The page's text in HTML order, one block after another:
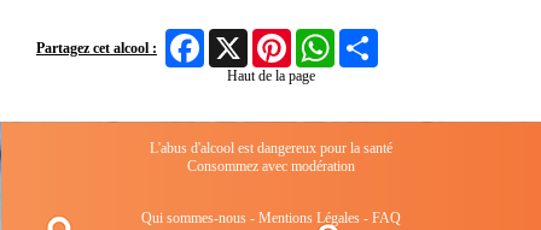
Partagez cet alcool :
FacebookX Pinterest WhatsApp
Haut de la page
L'abus d'alcool est dangereux pour la santé
Consommez avec modération
Qui sommes-nous- Mentions Légales- FAQ